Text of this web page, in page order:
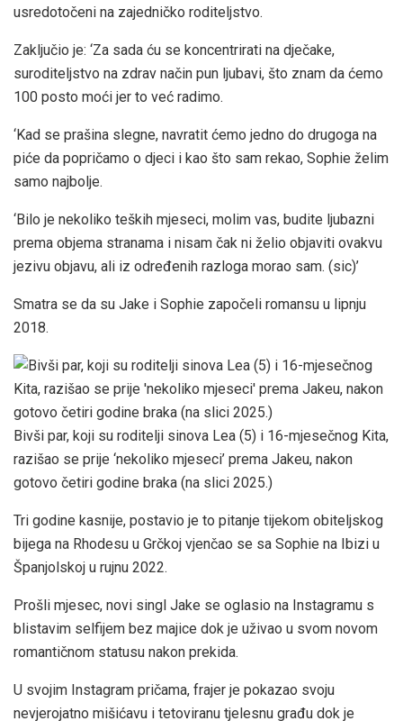
usredotočeni na zajedničko roditeljstvo.
Zaključio je: ‘Za sada ću se koncentrirati na dječake,
suroditeljstvo na zdrav način pun ljubavi, što znam da ćemo
100 posto moći jer to već radimo.
‘Kad se prašina slegne, navratit ćemo jedno do drugoga na
piće da popričamo o djeci i kao što sam rekao, Sophie želim
samo najbolje.
‘Bilo je nekoliko teških mjeseci, molim vas, budite ljubazni
prema objema stranama i nisam čak ni želio objaviti ovakvu
jezivu objavu, ali iz određenih razloga morao sam. (sic)’
Smatra se da su Jake i Sophie započeli romansu u lipnju
2018.
Bivši par, koji su roditelji sinova Lea (5) i 16-mjesečnog Kita,
razišao se prije ‘nekoliko mjeseci’ prema Jakeu, nakon
gotovo četiri godine braka (na slici 2025.)
Tri godine kasnije, postavio je to pitanje tijekom obiteljskog
bijega na Rhodesu u Grčkoj vjenčao se sa Sophie na Ibizi u
Španjolskoj u rujnu 2022.
Prošli mjesec, novi singl Jake se oglasio na Instagramu s
blistavim selfijem bez majice dok je uživao u svom novom
romantičnom statusu nakon prekida.
U svojim Instagram pričama, frajer je pokazao svoju
nevjerojatno mišićavu i tetoviranu tjelesnu građu dok je